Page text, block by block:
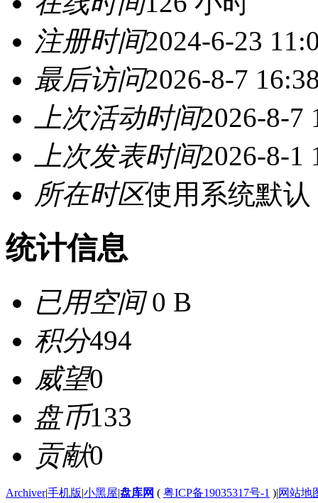
注册时间2024-6-23
最后访问2026-8-7
上次活动时间2026-8-7
上次发表时间2026-8-1
所在时区使用系统默认
统计信息
已用空间0 B
积分494
威望0
盘币133
贡献0
Archiver|手机版|小黑屋|盘库网 ( 粤ICP备19035317号-1 )|网站地